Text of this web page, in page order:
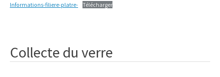
Informations-filiere-platre- Télécharger
Collecte du verre